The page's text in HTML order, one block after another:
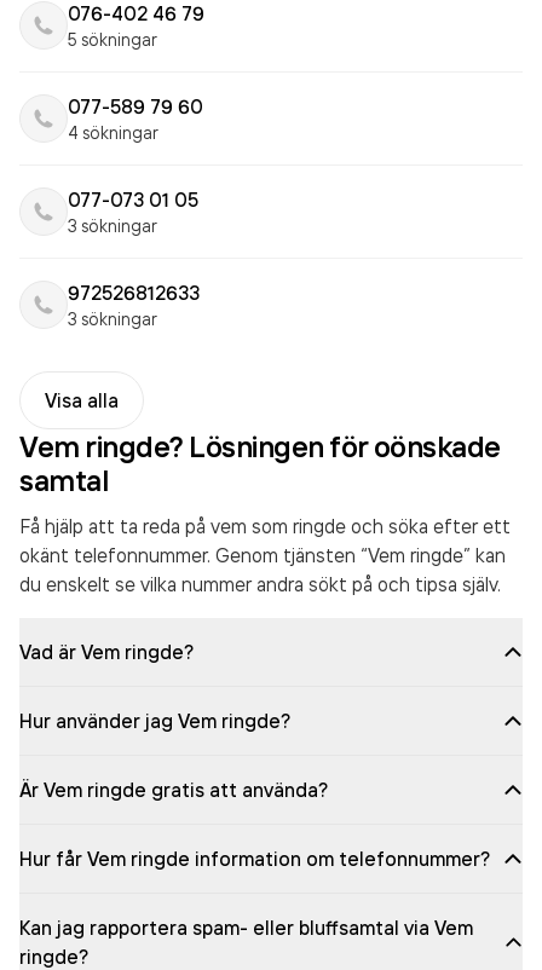
076-402 46 79
5 sökningar
077-589 79 60
4 sökningar
077-073 01 05
3 sökningar
972526812633
3 sökningar
Visa alla
Vem ringde? Lösningen för oönskade
samtal
Få hjälp att ta reda på vem som ringde och söka efter ett
okänt telefonnummer. Genom tjänsten “Vem ringde” kan
du enskelt se vilka nummer andra sökt på och tipsa själv.
Vad är Vem ringde?
Hur använder jag Vem ringde?
Är Vem ringde gratis att använda?
Hur får Vem ringde information om telefonnummer?
Kan jag rapportera spam- eller bluffsamtal via Vem
ringde?